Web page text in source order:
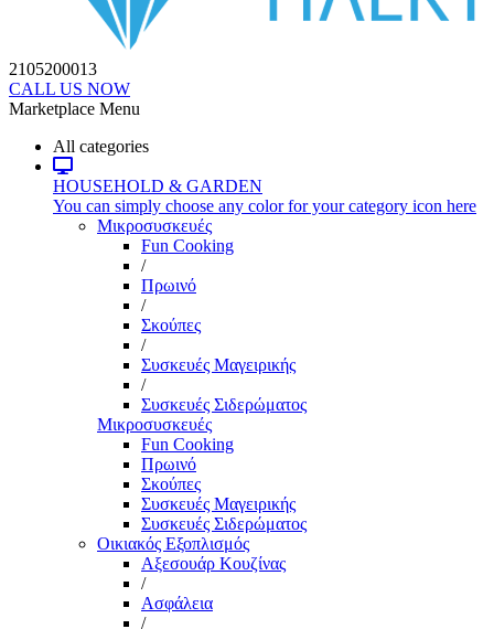
2105200013
CALL US NOW
Marketplace Menu
All categories
HOUSEHOLD & GARDEN
You can simply choose any color for your category icon here
Μικροσυσκευές
Fun Cooking
/
Πρωινό
/
Σκούπες
/
Συσκευές Μαγειρικής
/
Συσκευές Σιδερώματος
Μικροσυσκευές
Fun Cooking
Πρωινό
Σκούπες
Συσκευές Μαγειρικής
Συσκευές Σιδερώματος
Οικιακός Εξοπλισμός
Αξεσουάρ Κουζίνας
/
Ασφάλεια
/